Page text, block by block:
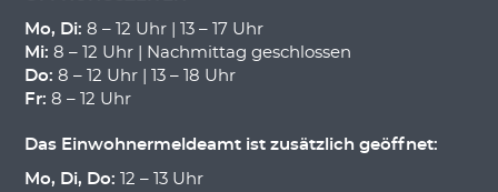
Mo, Di: 8 – 12 Uhr | 13 – 17 Uhr
Mi: 8 – 12 Uhr | Nachmittag geschlossen
Do: 8 – 12 Uhr | 13 – 18 Uhr
Fr: 8 – 12 Uhr
Das Einwohnermeldeamt ist zusätzlich geöffnet:
Mo, Di, Do: 12 – 13 Uhr